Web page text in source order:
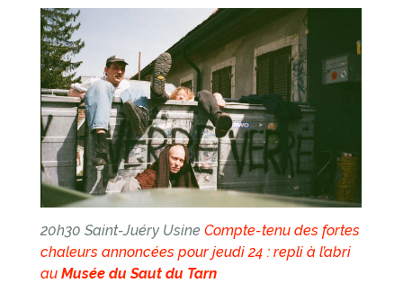
20h30 Saint-Juéry Usine Compte-tenu des fortes
chaleurs annoncées pour jeudi 24 : repli à l’abri
au Musée du Saut du Tarn